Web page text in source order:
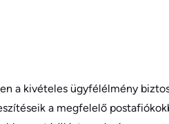
a kivételes ügyfélélmény
a megfelelő